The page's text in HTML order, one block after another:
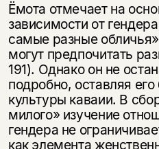
Ёмота отмечает на
зависимости от
самые разные
могут предпочитать
191). Однако он не
подробно, оставляя
культуры каваии. В
милого» изучение
гендера не
как элемента